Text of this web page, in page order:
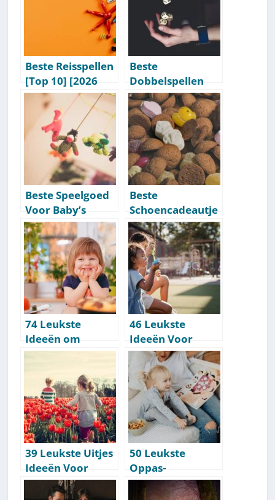
[Getest] [2026]
Beste Reisspellen
[Top 10] [2026
Update]
Beste
Dobbelspellen
Die Wij Aanraden:
Getest [Top 10]
Beste Speelgoed
Voor Baby’s
Onder 1 Jaar [Top
10]
Beste
Schoencadeautje
s Per Leeftijd &
Prijsklasse
[Ideeën&
Inspiratie]
74 Leukste
Ideeën om
Binnen Te Doen
[Activiteitenlijst]
46 Leukste
Ideeën Voor
Buiten Met
Kinderen
[Activiteitenlijst]
39 Leukste Uitjes
Ideeën Voor
Kinderen
50 Leukste
Oppas-
Activiteiten Om